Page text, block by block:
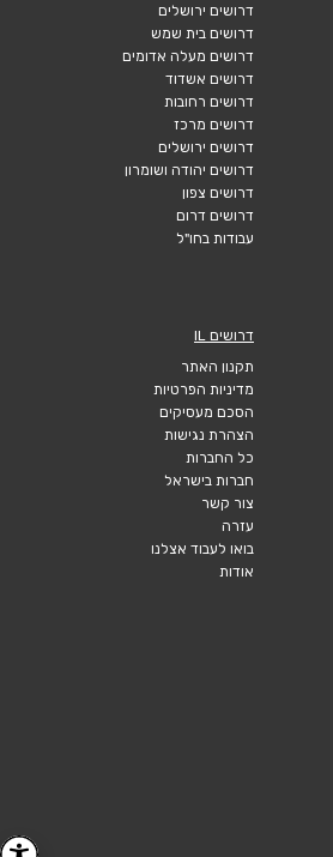
דרושים ירושלים
דרושים בית שמש
דרושים מעלה אדומים
דרושים אשדוד
דרושים רחובות
דרושים מרכז
דרושים ירושלים
דרושים יהודה ושומרון
דרושים צפון
דרושים דרום
עבודות בחו"ל
דרושים IL
תקנון האתר
מדיניות הפרטיות
הסכם מעסיקים
הצהרת נגישות
כל החברות
חברות בישראל
צור קשר
עזרה
בואו לעבוד אצלנו
אודות